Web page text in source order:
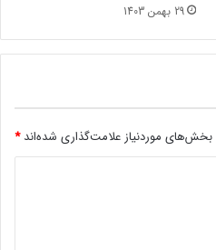
29 بهمن 1403
بخش‌های موردنیاز علامت‌گذاری شده‌اند*